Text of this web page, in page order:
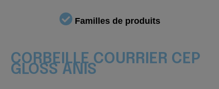
Familles de produits
CORBEILLE COURRIER CEP
GLOSS ANIS